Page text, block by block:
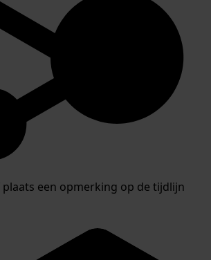
plaats een opmerking op de tijdlijn